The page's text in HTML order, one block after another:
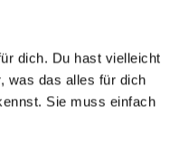
dich. Du hast vielleicht
was das alles für dich
Sie muss einfach